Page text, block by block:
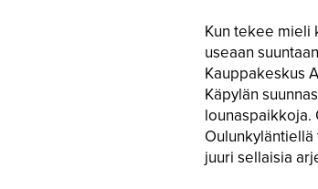
Kun tekee mieli
useaan
Kauppakeskus
Käpylän
lounaspaikkoja.
juuri sellaisia